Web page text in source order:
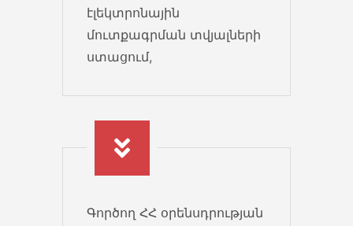
ներմուծման օրենսդրական
կարգավորումներում 2022...
25 Feb 2022
Անկանխիկ գործառնությունների
մասին» ՀՀ օրենք Սույն թվականի
էլեկտրոնային
մուտքագրման տվյալների
ստացում,
Գործող ՀՀ օրենսդրության